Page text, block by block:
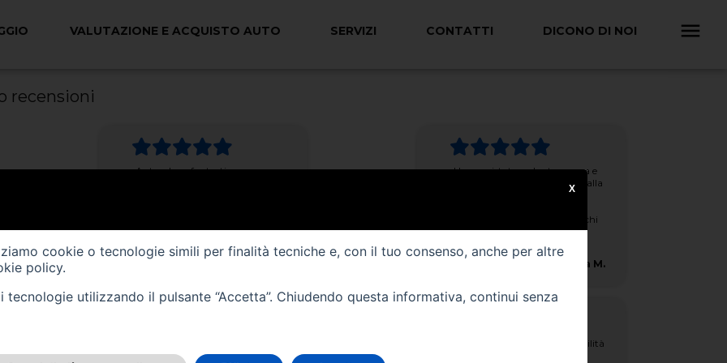
VALUTAZIONE E ACQUISTO AUTO SERVIZI CONTATTI DICONO DI NOI
recensioni
Autosalone fantastico.
Consigliato!
Luca M.
Ho acquistato un'auto nuova e
sono stato seguito dall'inizio alla
fine. Lo staff è stato sempre
Vengono offerti anche parecchi
servizi post-vendita. 5 stelle
meritate!
Mattia M.
per comprare la macchina a
Cortesia, precisione, disponibilità
cookie o tecnologie simili per finalità tecniche e, con il tuo consenso, anche per altre
policy.
tecnologie utilizzando il pulsante “Accetta”. Chiudendo questa informativa, continui senza
X